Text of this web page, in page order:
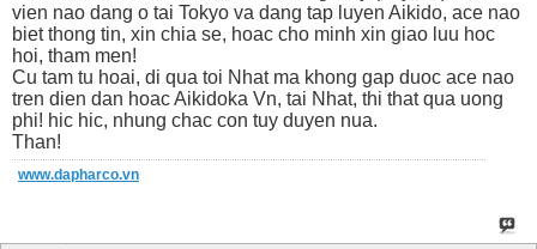
vien nao dang o tai Tokyo va dang tap luyen Aikido, ace nao
biet thong tin, xin chia se, hoac cho minh xin giao luu hoc
hoi, tham men!
Cu tam tu hoai, di qua toi Nhat ma khong gap duoc ace nao
tren dien dan hoac Aikidoka Vn, tai Nhat, thi that qua uong
phi! hic hic, nhung chac con tuy duyen nua.
Than!
www.dapharco.vn